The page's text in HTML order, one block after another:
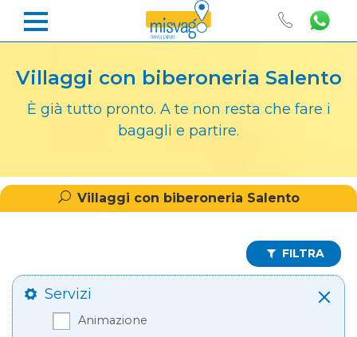
Villaggi con biberoneria Salento
È già tutto pronto. A te non resta che fare i
bagagli e partire.
Villaggi con biberoneria Salento
FILTRA
Servizi
Animazione